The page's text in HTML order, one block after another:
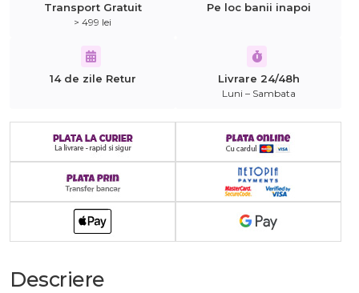
Transport Gratuit
> 499 lei
Pe loc banii inapoi
14 de zile Retur Livrare 24/48h
Luni – Sambata
Descriere